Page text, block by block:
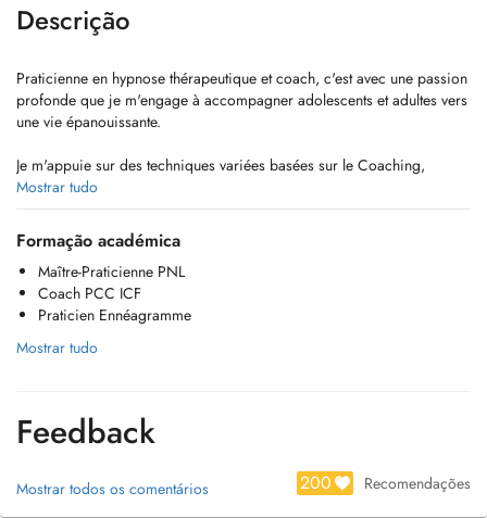
Descrição
Praticienne en hypnose thérapeutique et coach, c'est avec une passion
profonde que je m'engage à accompagner adolescents et adultes vers
une vie épanouissante.
Je m'appuie sur des techniques variées basées sur le Coaching,
l'hypnose, la PNL (Programmation Neuro-Linguistique), l'EFT
(Emotional Fredom Technique), la Psychologie Positive ou encore
l'Ennéagramme pour vous aider à identifier et à surmonter les défis
qui peuvent entraver votre bien-être.
Diplômé par le "Training Institute for Psychology & Health" en
"Diagnostic et Traitement du Burnout Parental", j'accompagne les
parents et familles en séances individuelles ou en groupe.
apprendre de nouvelles techniques d'apprentissages, maîtriser son
stress, valoriser ses compétences et augmenter ses ressources...
Domaines d'interventions générales:
- Gestion des émotions
Mostrar tudo
Formação académica
Maître-Praticienne PNL
Coach PCC ICF
Praticien Ennéagramme
Mostrar tudo
Feedback
Mostrar todos os comentários 200 Recomendações